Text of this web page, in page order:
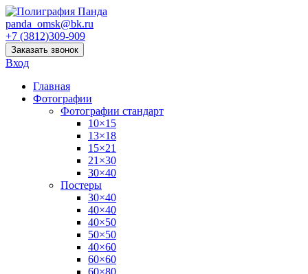
panda_omsk@bk.ru
+7 (3812)309-909
Заказать звонок
Вход
Главная
Фотографии
Фотографии стандарт
10×15
13×18
15×21
21×30
30×40
Постеры
30×40
40×40
40×50
50×50
40×60
60×60
60×80